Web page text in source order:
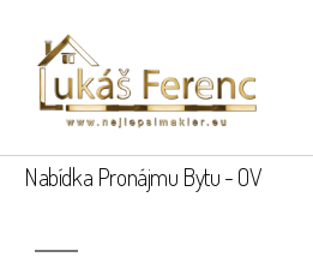
Nabídka Pronájmu Bytu - OV